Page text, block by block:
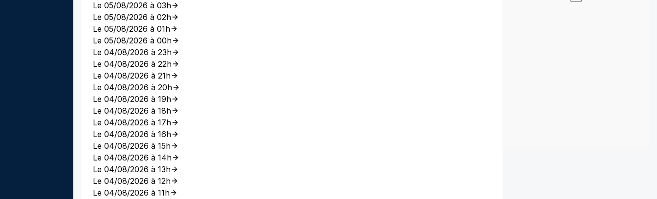
Le 05/08/2026 à 03h
Le 05/08/2026 à 02h
Le 05/08/2026 à 01h
Le 05/08/2026 à 00h
Le 04/08/2026 à 23h
Le 04/08/2026 à 22h
Le 04/08/2026 à 21h
Le 04/08/2026 à 20h
Le 04/08/2026 à 19h
Le 04/08/2026 à 18h
Le 04/08/2026 à 17h
Le 04/08/2026 à 16h
Le 04/08/2026 à 15h
Le 04/08/2026 à 14h
Le 04/08/2026 à 13h
Le 04/08/2026 à 12h
Le 04/08/2026 à 11h